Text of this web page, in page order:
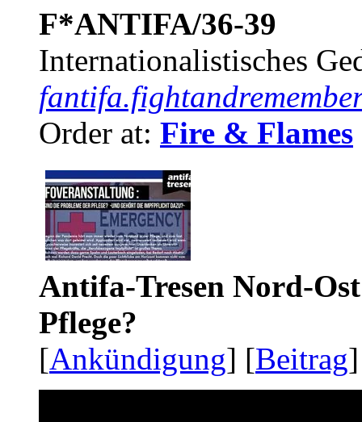
F*ANTIFA/36-39
Internationalistisches
Order at: Fire & Flames
Antifa-Tresen Nord-
Pflege?
[Ankündigung] [Beitrag